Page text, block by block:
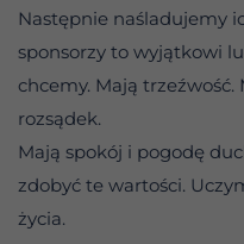
Następnie naśladujemy
sponsorzy to wyjątkowi
chcemy. Mają trzeźwość.
rozsądek.
Mają spokój i pogodę
zdobyć te wartości.
życia.